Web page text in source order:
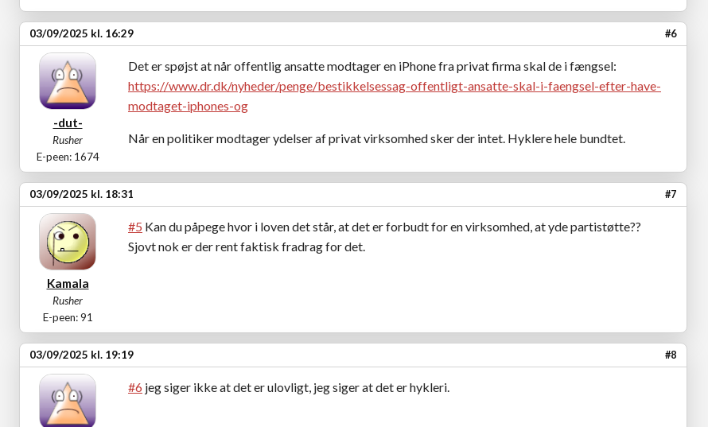
03/09/2025 kl. 16:29 #6
-dut-
Rusher
E-peen: 1674
Det er spøjst at når offentlig ansatte modtager en iPhone fra privat firma skal de i fængsel:
https://www.dr.dk/nyheder/penge/bestikkelsessag-offentligt-ansatte-skal-i-faengsel-efter-have-
modtaget-iphones-og
Når en politiker modtager ydelser af privat virksomhed sker der intet. Hyklere hele bundtet.
03/09/2025 kl. 18:31 #7
Kamala
Rusher
E-peen: 91
#5 Kan du påpege hvor i loven det står, at det er forbudt for en virksomhed, at yde partistøtte??
Sjovt nok er der rent faktisk fradrag for det.
03/09/2025 kl. 19:19 #8
#6 jeg siger ikke at det er ulovligt, jeg siger at det er hykleri.